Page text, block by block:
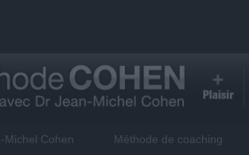
Michel Cohen Méthode de coaching